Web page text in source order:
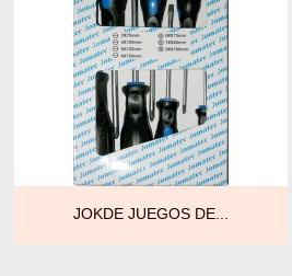
Vista rápida
JOKDE JUEGOS DE...